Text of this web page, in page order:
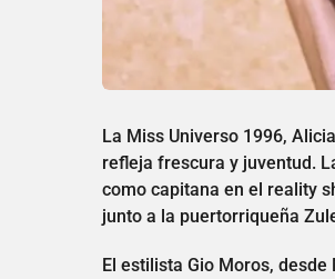
La Miss Universo 1996,
refleja frescura y juventud.
como capitana en el reality
junto a la puertorriqueña
El estilista Gio Moros,